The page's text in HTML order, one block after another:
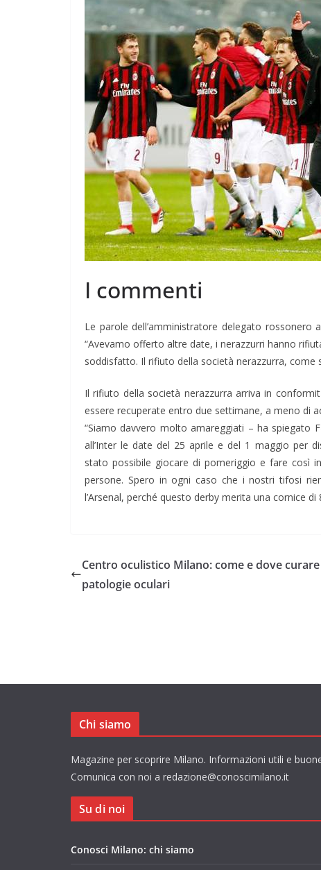
I commenti
Le parole dell’amministratore delegato
“Avevamo offerto altre date, i nerazzurri hanno
soddisfatto. Il rifiuto della società nerazzurra, come
Il rifiuto della società nerazzurra arriva in
essere recuperate entro due settimane, a meno di
“Siamo davvero molto amareggiati – ha
all’Inter le date del 25 aprile e del 1 maggio per
stato possibile giocare di pomeriggio e fare così
persone. Spero in ogni caso che i nostri tifosi
l’Arsenal, perché questo derby merita una cornice di
Centro oculistico Milano: come e dove
patologie oculari
Chi siamo
Magazine per scoprire Milano. Informazioni utili e
Comunica con noi a redazione@conoscimilano.it
Su di noi
Conosci Milano: chi siamo